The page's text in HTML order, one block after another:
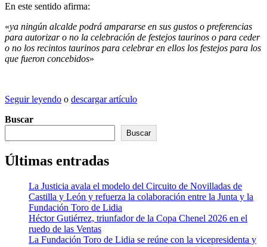
En este sentido afirma:
«ya ningún alcalde podrá ampararse en sus gustos o preferencias
para autorizar o no la celebración de festejos taurinos o para ceder
o no los recintos taurinos para celebrar en ellos los festejos para los
que fueron concebidos»
Seguir leyendo o descargar artículo
Buscar
Buscar
Últimas entradas
La Justicia avala el modelo del Circuito de Novilladas de
Castilla y León y refuerza la colaboración entre la Junta y la
Fundación Toro de Lidia
Héctor Gutiérrez, triunfador de la Copa Chenel 2026 en el
ruedo de las Ventas
La Fundación Toro de Lidia se reúne con la vicepresidenta y